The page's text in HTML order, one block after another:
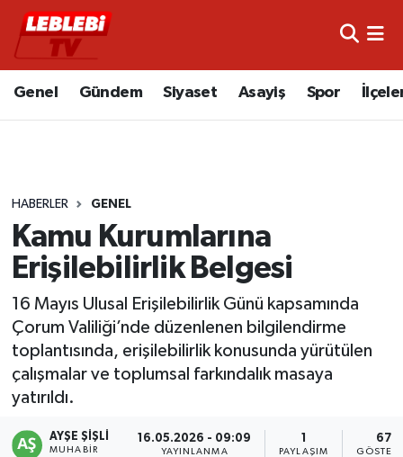
Genel Gündem Siyaset Asayiş Spor
HABERLER GENEL
Kamu Kurumlarına
Erişilebilirlik Belgesi
16 Mayıs Ulusal Erişilebilirlik Günü kapsamında
Çorum Valiliği’nde düzenlenen bilgilendirme
toplantısında, erişilebilirlik konusunda yürütülen
çalışmalar ve toplumsal farkındalık masaya
yatırıldı.
AYŞE ŞIŞLI
MUHABIR
16.05.2026 - 09:09
YAYINLANMA
1
PAYLAŞIM
67
Hava Durumu
Süper Lig Puan Durumu ve Fikstür
Tüm Manşetler
Son Dakika Haberleri
Haber Arşivi